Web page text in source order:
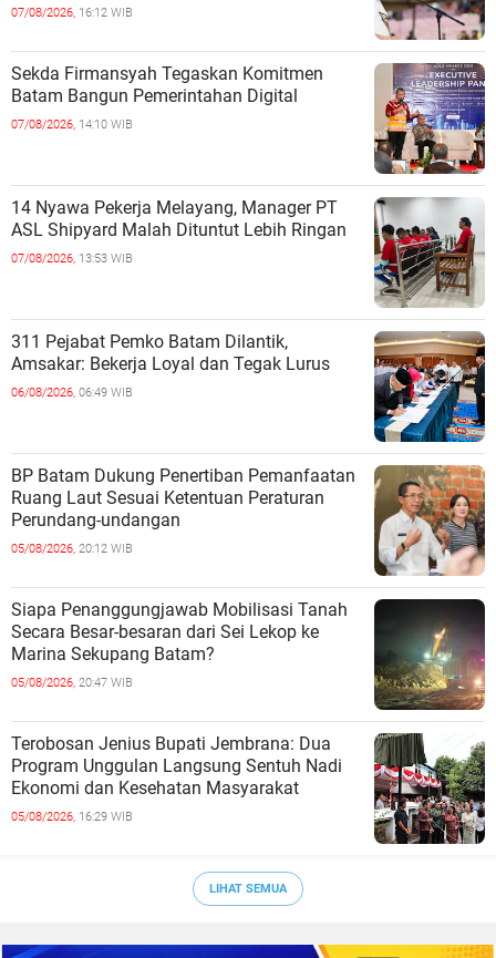
07/08/2026, 16:12 WIB
Sekda Firmansyah Tegaskan Komitmen
Batam Bangun Pemerintahan Digital
07/08/2026, 14:10 WIB
14 Nyawa Pekerja Melayang, Manager PT
ASL Shipyard Malah Dituntut Lebih Ringan
07/08/2026, 13:53 WIB
311 Pejabat Pemko Batam Dilantik,
Amsakar: Bekerja Loyal dan Tegak Lurus
06/08/2026, 06:49 WIB
BP Batam Dukung Penertiban Pemanfaatan
Ruang Laut Sesuai Ketentuan Peraturan
Perundang-undangan
05/08/2026, 20:12 WIB
Siapa Penanggungjawab Mobilisasi Tanah
Secara Besar-besaran dari Sei Lekop ke
Marina Sekupang Batam?
05/08/2026, 20:47 WIB
Terobosan Jenius Bupati Jembrana: Dua
Program Unggulan Langsung Sentuh Nadi
Ekonomi dan Kesehatan Masyarakat
05/08/2026, 16:29 WIB
LIHAT SEMUA